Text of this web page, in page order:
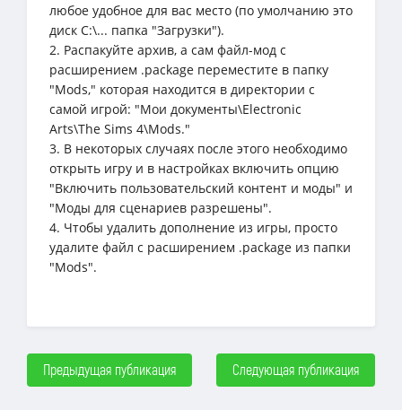
любое удобное для вас место (по умолчанию это
диск C:\... папка "Загрузки").
2. Распакуйте архив, а сам файл-мод с
расширением .package переместите в папку
"Mods," которая находится в директории с
самой игрой: "Мои документы\Electronic
Arts\The Sims 4\Mods."
3. В некоторых случаях после этого необходимо
открыть игру и в настройках включить опцию
"Включить пользовательский контент и моды" и
"Моды для сценариев разрешены".
4. Чтобы удалить дополнение из игры, просто
удалите файл с расширением .package из папки
"Mods".
Предыдущая публикация Следующая публикация